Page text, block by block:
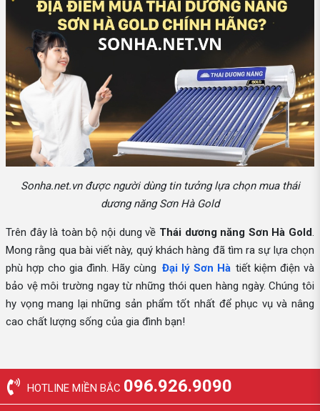
Sonha.net.vn được người dùng tin tưởng lựa chọn mua thái
dương năng Sơn Hà Gold
Trên đây là toàn bộ nội dung về Thái dương năng Sơn Hà Gold.
Mong rằng qua bài viết này, quý khách hàng đã tìm ra sự lựa chọn
phù hợp cho gia đình. Hãy cùng Đại lý Sơn Hà tiết kiệm điện và
bảo vệ môi trường ngay từ những thói quen hàng ngày. Chúng tôi
hy vọng mang lại những sản phẩm tốt nhất để phục vụ và nâng
cao chất lượng sống của gia đình bạn!
HOTLINE MIỀN BẮC 096.926.9090